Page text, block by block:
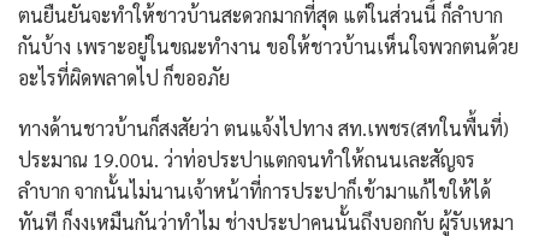
ตนยืนยันจะทำให้ชาวบ้านสะดวกมากที่สุด แต่ในส่วนนี้ ก็ลำบาก
กันบ้าง เพราะอยู่ในขณะทำงาน ขอให้ชาวบ้านเห็นใจพวกตนด้วย
อะไรที่ผิดพลาดไป ก็ขออภัย
ทางด้านชาวบ้านก็สงสัยว่า ตนแจ้งไปทาง สท.เพชร(สทในพื้นที่)
ประมาณ 19.00น. ว่าท่อประปาแตกจนทำให้ถนนเละสัญจร
ลำบาก จากนั้นไม่นานเจ้าหน้าที่การประปาก็เข้ามาแก้ไขให้ได้
ทันที ก็งงเหมืนกันว่าทำไม ช่างประปาคนนั้นถึงบอกกับ ผู้รับเหมา